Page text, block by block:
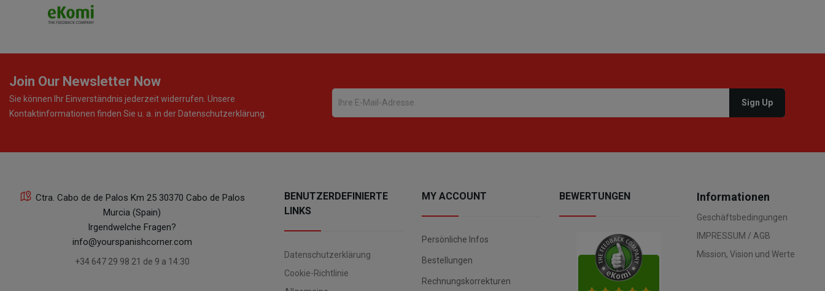
Join Our Newsletter Now
Sie können Ihr Einverständnis jederzeit widerrufen. Unsere
Kontaktinformationen finden Sie u. a. in der Datenschutzerklärung.
Ctra. Cabo de de Palos Km 25 30370 Cabo de Palos
Murcia (Spain)
Irgendwelche Fragen?
info@yourspanishcorner.com
+34 647 29 98 21 de 9 a 14:30
BENUTZERDEFINIERTE
LINKS
Datenschutzerklärung
Cookie-Richtlinie
MY ACCOUNT
Persönliche Infos
Bestellungen
Rechnungskorrekturen
BEWERTUNGEN Informationen
Geschäftsbedingungen
IMPRESSUM / AGB
Mission, Vision und Werte